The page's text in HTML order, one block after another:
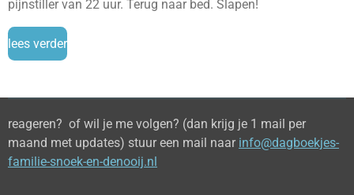
pijnstiller van 22 uur. Terug naar bed. Slapen!
lees verder
reageren? of wil je me volgen? (dan krijg je 1 mail per
maand met updates) stuur een mail naar info@dagboekjes-
familie-snoek-en-denooij.nl